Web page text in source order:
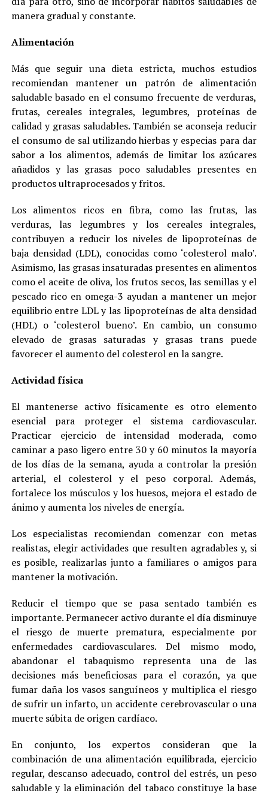
manera gradual y constante.
Alimentación
Más que seguir una dieta estricta, muchos estudios
recomiendan mantener un patrón de alimentación
saludable basado en el consumo frecuente de verduras,
frutas, cereales integrales, legumbres, proteínas de
calidad y grasas saludables. También se aconseja reducir
el consumo de sal utilizando hierbas y especias para dar
sabor a los alimentos, además de limitar los azúcares
añadidos y las grasas poco saludables presentes en
productos ultraprocesados y fritos.
Los alimentos ricos en fibra, como las frutas, las
verduras, las legumbres y los cereales integrales,
contribuyen a reducir los niveles de lipoproteínas de
baja densidad (LDL), conocidas como ‘colesterol malo’.
Asimismo, las grasas insaturadas presentes en alimentos
como el aceite de oliva, los frutos secos, las semillas y el
pescado rico en omega-3 ayudan a mantener un mejor
equilibrio entre LDL y las lipoproteínas de alta densidad
(HDL) o ‘colesterol bueno’. En cambio, un consumo
elevado de grasas saturadas y grasas trans puede
favorecer el aumento del colesterol en la sangre.
Actividad física
El mantenerse activo físicamente es otro elemento
esencial para proteger el sistema cardiovascular.
Practicar ejercicio de intensidad moderada, como
caminar a paso ligero entre 30 y 60 minutos la mayoría
de los días de la semana, ayuda a controlar la presión
arterial, el colesterol y el peso corporal. Además,
fortalece los músculos y los huesos, mejora el estado de
ánimo y aumenta los niveles de energía.
Los especialistas recomiendan comenzar con metas
realistas, elegir actividades que resulten agradables y, si
es posible, realizarlas junto a familiares o amigos para
mantener la motivación.
Reducir el tiempo que se pasa sentado también es
importante. Permanecer activo durante el día disminuye
el riesgo de muerte prematura, especialmente por
enfermedades cardiovasculares. Del mismo modo,
abandonar el tabaquismo representa una de las
decisiones más beneficiosas para el corazón, ya que
fumar daña los vasos sanguíneos y multiplica el riesgo
de sufrir un infarto, un accidente cerebrovascular o una
muerte súbita de origen cardíaco.
En conjunto, los expertos consideran que la
combinación de una alimentación equilibrada, ejercicio
regular, descanso adecuado, control del estrés, un peso
saludable y la eliminación del tabaco constituye la base